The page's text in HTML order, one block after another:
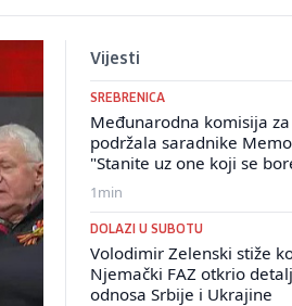
Vijesti
SREBRENICA
Međunarodna komisija
podržala saradnike
"Stanite uz one koji se
1min
DOLAZI U SUBOTU
Volodimir Zelenski stiže
Njemački FAZ otkrio
odnosa Srbije i Ukrajine